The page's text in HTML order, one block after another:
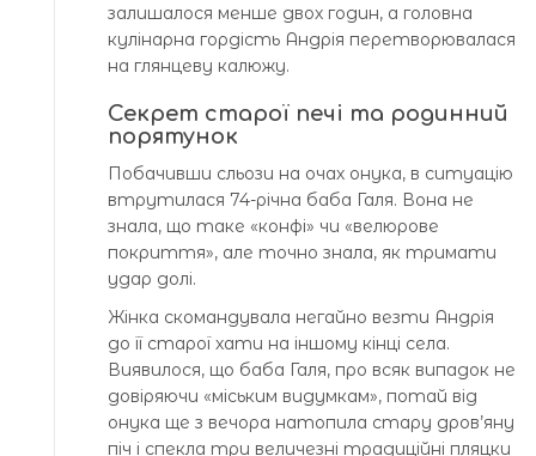
залишалося менше двох годин, а головна
кулінарна гордість Андрія перетворювалася
на глянцеву калюжу.
Секрет старої печі та родинний
порятунок
Побачивши сльози на очах онука, в ситуацію
втрутилася 74-річна баба Галя. Вона не
знала, що таке «конфі» чи «велюрове
покриття», але точно знала, як тримати
удар долі.
Жінка скомандувала негайно везти Андрія
до її старої хати на іншому кінці села.
Виявилося, що баба Галя, про всяк випадок не
довіряючи «міським видумкам», потай від
онука ще з вечора натопила стару дров’яну
піч і спекла три величезні традиційні пляцки